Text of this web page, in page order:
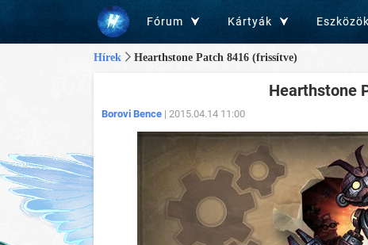
Fórum Kártyák Eszközök
Hírek Hearthstone Patch 8416 (frissítve)
Hearthstone
Borovi Bence | 2015.04.14 11:00